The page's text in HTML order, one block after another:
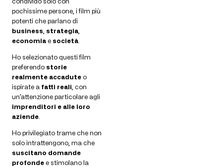
pochissime persone, i film più
potenti che parlano di
business strategia
economia e società
Ho selezionato questi film
preferendo storie
realmente accadute o
ispirate a fatti reali , con
un’attenzione particolare agli
imprenditori e alle loro
aziende
Ho privilegiato trame che non
solo intrattengono, ma che
suscitano domande
profonde e stimolano la